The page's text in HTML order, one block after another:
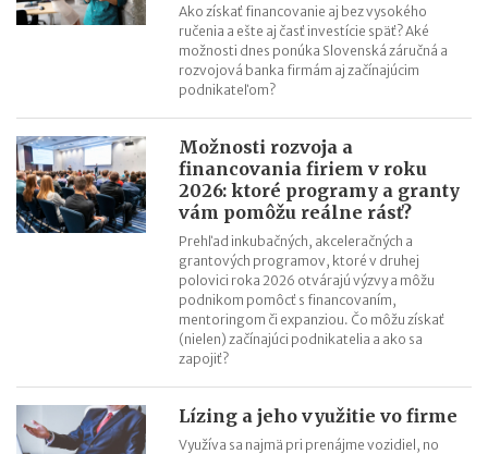
VÚB mení podmienky firemných debetných a kreditných kariet
Mýty o dôchodkovej prognóze a riešenie sporných situácií
Kedy vznikajú absolventom škôl povinnosti voči Sociálnej
poisťovni?
Ako získať financovanie aj bez vysokého
ručenia a ešte aj časť investície späť? Aké
možnosti dnes ponúka Slovenská záručná a
rozvojová banka firmám aj začínajúcim
podnikateľom?
Možnosti rozvoja a
financovania firiem v roku
2026: ktoré programy a granty
vám pomôžu reálne rásť?
Prehľad inkubačných, akceleračných a
grantových programov, ktoré v druhej
polovici roka 2026 otvárajú výzvy a môžu
podnikom pomôcť s financovaním,
mentoringom či expanziou. Čo môžu získať
(nielen) začínajúci podnikatelia a ako sa
zapojiť?
Lízing a jeho využitie vo firme
Využíva sa najmä pri prenájme vozidiel, no